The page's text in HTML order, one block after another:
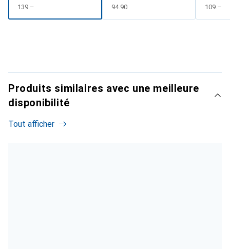
CHF
139.– CHF
94.90 CHF
109.–
Produits similaires avec une meilleure
disponibilité
Tout afficher